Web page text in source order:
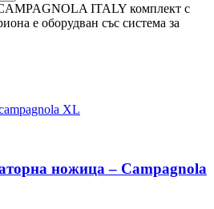
ITALY комплект с
е оборудван със система за
ножица – Campagnola